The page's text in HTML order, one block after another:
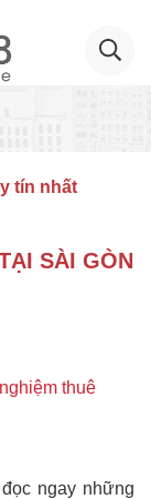
tín nhất
SÀI GÒN
thuê
ngay những